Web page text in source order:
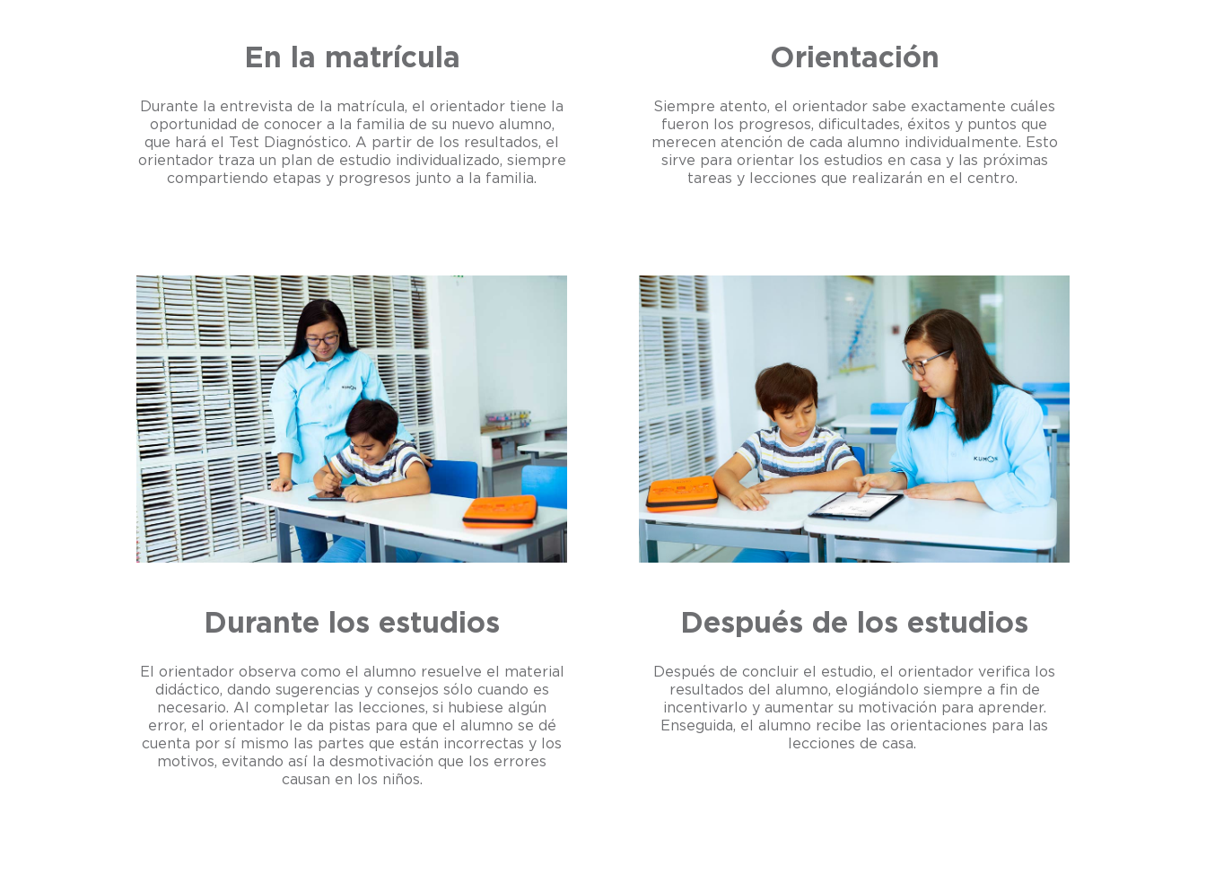
En la matrícula
Durante la entrevista de la matrícula, el orientador tiene la
oportunidad de conocer a la familia de su nuevo alumno,
que hará el Test Diagnóstico. A partir de los resultados, el
orientador traza un plan de estudio individualizado, siempre
compartiendo etapas y progresos junto a la familia.
Orientación
Siempre atento, el orientador sabe exactamente cuáles
fueron los progresos, dificultades, éxitos y puntos que
merecen atención de cada alumno individualmente. Esto
sirve para orientar los estudios en casa y las próximas
tareas y lecciones que realizarán en el centro.
Durante los estudios
El orientador observa como el alumno resuelve el material
didáctico, dando sugerencias y consejos sólo cuando es
necesario. Al completar las lecciones, si hubiese algún
error, el orientador le da pistas para que el alumno se dé
cuenta por sí mismo las partes que están incorrectas y los
motivos, evitando así la desmotivación que los errores
causan en los niños.
Después de los estudios
Después de concluir el estudio, el orientador verifica los
resultados del alumno, elogiándolo siempre a fin de
incentivarlo y aumentar su motivación para aprender.
Enseguida, el alumno recibe las orientaciones para las
lecciones de casa.